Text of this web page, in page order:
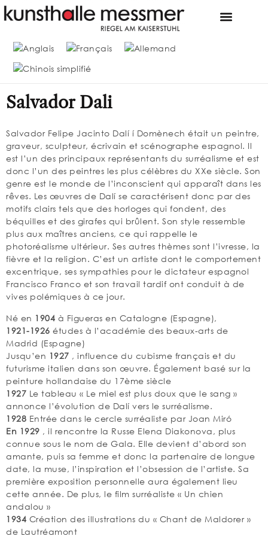
Salvador Dali
Salvador Felipe Jacinto Dalí í Domènech était un peintre,
graveur, sculpteur, écrivain et scénographe espagnol. Il
est l’un des principaux représentants du surréalisme et est
donc l’un des peintres les plus célèbres du XXe siècle. Son
genre est le monde de l’inconscient qui apparaît dans les
rêves. Les œuvres de Dalí se caractérisent donc par des
motifs clairs tels que des horloges qui fondent, des
béquilles et des girafes qui brûlent. Son style ressemble
plus aux maîtres anciens, ce qui rappelle le
photoréalisme ultérieur. Ses autres thèmes sont l’ivresse, la
fièvre et la religion. C’est un artiste dont le comportement
excentrique, ses sympathies pour le dictateur espagnol
Francisco Franco et son travail tardif ont conduit à de
vives polémiques à ce jour.
Né en 1904 à Figueras en Catalogne (Espagne),
1921-1926 études à l’académie des beaux-arts de
Madrid (Espagne)
Jusqu’en 1927 , influence du cubisme français et du
futurisme italien dans son œuvre. Également basé sur la
peinture hollandaise du 17ème siècle
1927 Le tableau « Le miel est plus doux que le sang »
annonce l’évolution de Dalí vers le surréalisme.
1928 Entrée dans le cercle surréaliste par Joan Miró
En 1929 , il rencontre la Russe Elena Diakonova, plus
connue sous le nom de Gala. Elle devient d’abord son
amante, puis sa femme et donc la partenaire de longue
date, la muse, l’inspiration et l’obsession de l’artiste. Sa
première exposition personnelle aura également lieu
cette année. De plus, le film surréaliste « Un chien
andalou »
1934 Création des illustrations du « Chant de Maldorer »
de Lautréamont